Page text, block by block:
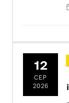
12
СЕР
2026